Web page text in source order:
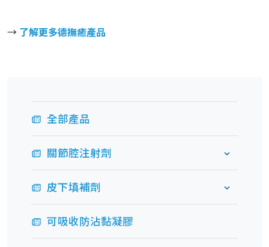
全部產品
關節腔注射劑
皮下填補劑
可吸收防沾黏凝膠
→ 了解更多德撫癒產品